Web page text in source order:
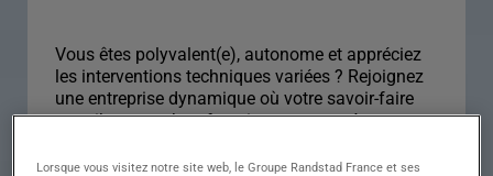
Vous êtes polyvalent(e), autonome et appréciez
les interventions techniques variées ? Rejoignez
une entreprise dynamique où votre savoir-faire
contribuera au bon fonctionnement et à
Lorsque vous visitez notre site web, le Groupe Randstad France et ses